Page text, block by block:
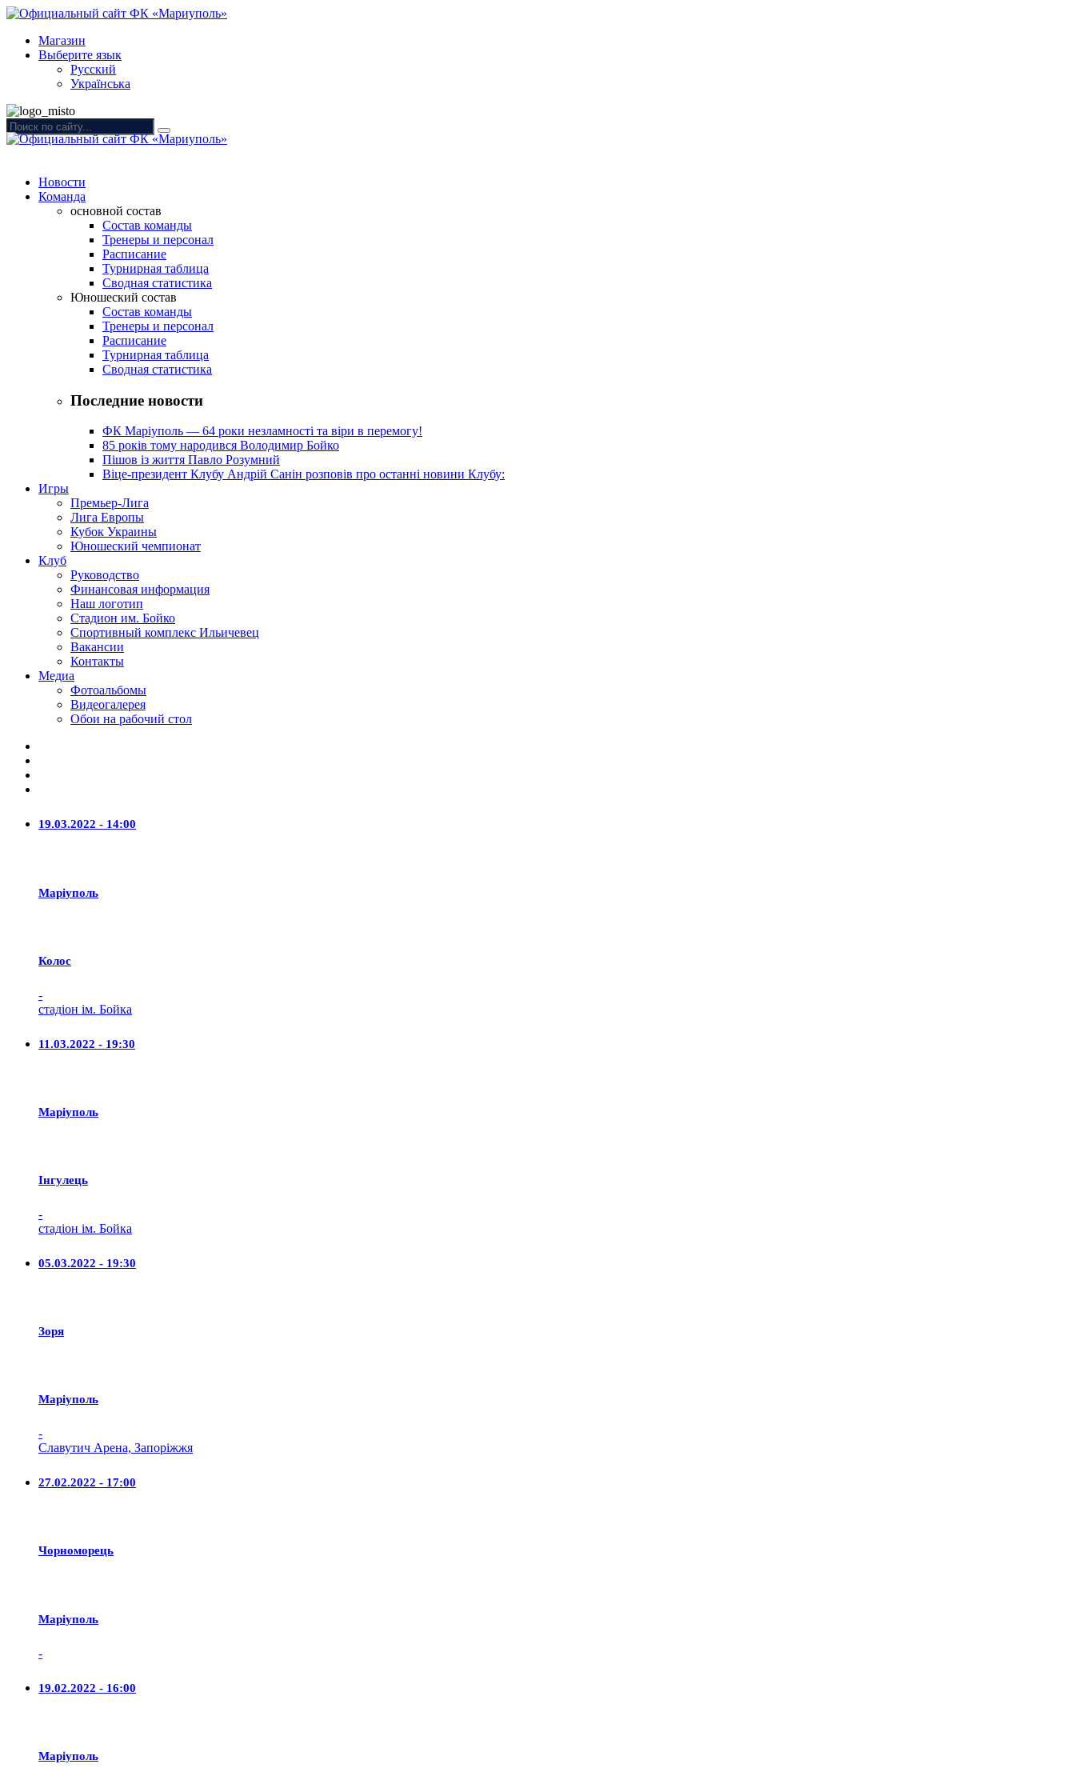
Магазин
Выберите язык
Русский
Українська
Новости
Команда
основной состав
Состав команды
Тренеры и персонал
Расписание
Турнирная таблица
Сводная статистика
Юношеский состав
Состав команды
Тренеры и персонал
Расписание
Турнирная таблица
Сводная статистика
Последние новости
ФК Маріуполь — 64 роки незламності та віри в перемогу!
85 років тому народився Володимир Бойко
Пішов із життя Павло Розумний
Віце-президент Клубу Андрій Санін розповів про останні новини Клубу:
Игры
Премьер-Лига
Лига Европы
Кубок Украины
Юношеский чемпионат
Клуб
Руководство
Финансовая информация
Наш логотип
Стадион им. Бойко
Спортивный комплекс Ильичевец
Вакансии
Контакты
Медиа
Фотоальбомы
Видеогалерея
Обои на рабочий стол
19.03.2022 - 14:00
Маріуполь
Колос
-
стадіон ім. Бойка
11.03.2022 - 19:30
Маріуполь
Iнгулець
-
стадіон ім. Бойка
05.03.2022 - 19:30
Зоря
Маріуполь
-
Славутич Арена, Запоріжжя
27.02.2022 - 17:00
Чорноморець
Маріуполь
-
19.02.2022 - 16:00
Маріуполь